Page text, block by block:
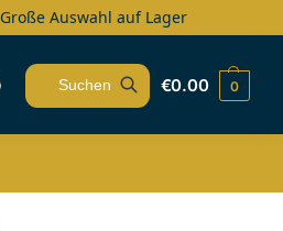
Große Auswahl auf Lager
€0.00 0